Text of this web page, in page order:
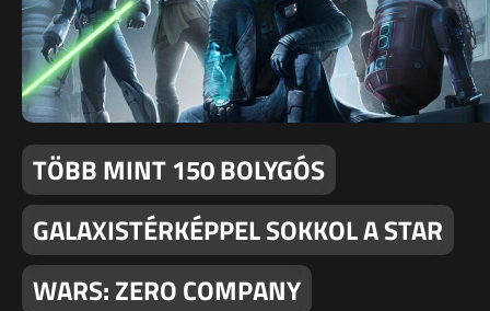
TÖBB MINT 150 BOLYGÓS
GALAXISTÉRKÉPPEL SOKKOL A STAR
WARS: ZERO COMPANY